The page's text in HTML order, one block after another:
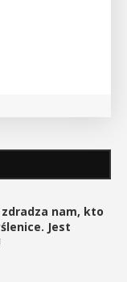
nam, kto
Jest